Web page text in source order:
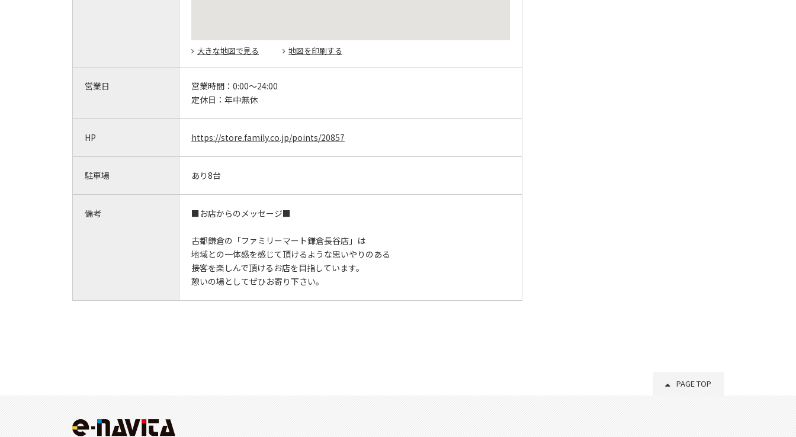
大きな地図で見る 地図を印刷する
営業日 営業時間： 0:00～24:00
定休日： 年中無休
HP https://store.family.co.jp/points/20857
駐車場 あり8台
備考 ■お店からのメッセージ■
古都鎌倉の「ファミリーマート鎌倉長谷店」は
地域との一体感を感じて頂けるような思いやりのある
接客を楽しんで頂けるお店を目指しています。
憩いの場としてぜひお寄り下さい。
PAGE TOP